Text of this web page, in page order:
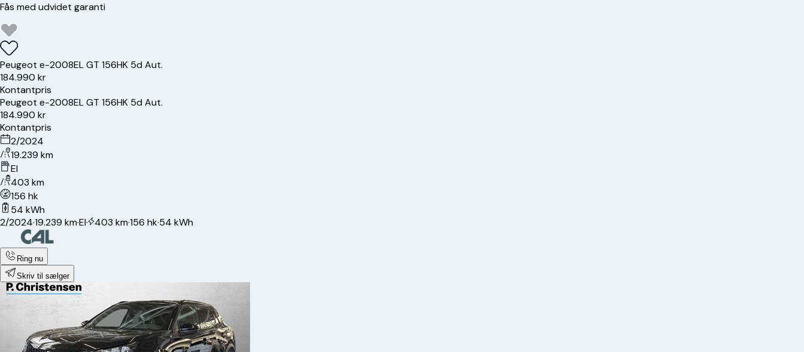
Fås med udvidet garanti
Peugeot e-2008EL GT 156HK 5d Aut.
184.990 kr
Kontantpris
Peugeot e-2008EL GT 156HK 5d Aut.
184.990 kr
Kontantpris
2/2024
19.239 km
El
403 km
156 hk
54 kWh
2/2024·19.239 km·El· 403 km·156 hk·54 kWh
Ring nu
Skriv til sælger